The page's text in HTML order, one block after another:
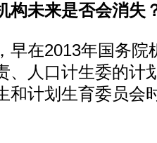
构未来是否会消失
在2013年国务院
、人口计生委的计
和计划生育委员会